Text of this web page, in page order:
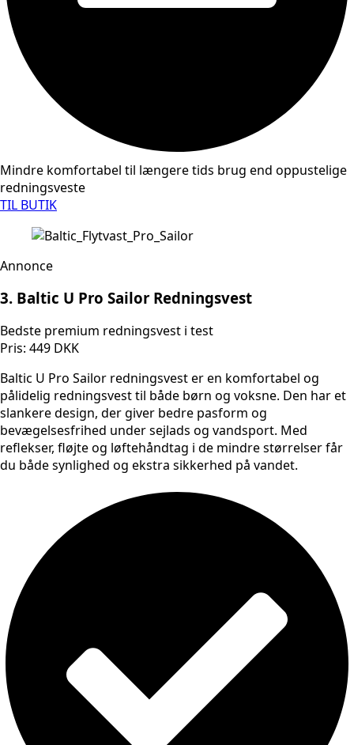
Mindre komfortabel til længere tids brug end oppustelige
redningsveste
TIL BUTIK
Annonce
3. Baltic U Pro Sailor Redningsvest
Bedste premium redningsvest i test
Pris: 449 DKK
Baltic U Pro Sailor redningsvest er en komfortabel og
pålidelig redningsvest til både børn og voksne. Den har et
slankere design, der giver bedre pasform og
bevægelsesfrihed under sejlads og vandsport. Med
reflekser, fløjte og løftehåndtag i de mindre størrelser får
du både synlighed og ekstra sikkerhed på vandet.